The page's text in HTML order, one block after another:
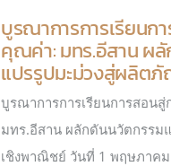
บูรณาการการเรียนก
คุณค่า: มทร.อีสาน ผ
แปรรูปมะม่วงสู่ผลิต
บูรณาการการเรียนการสอน
มทร.อีสาน ผลักดันนวัตกรร
เชิงพาณิชย์ วันที่ 1 พฤษภาค